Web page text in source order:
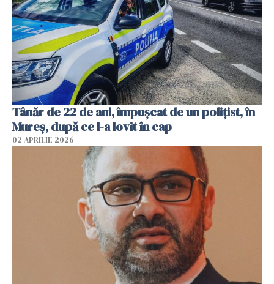
Tânăr de 22 de ani, împușcat de un polițist, în
Mureș, după ce l-a lovit în cap
02 APRILIE 2026